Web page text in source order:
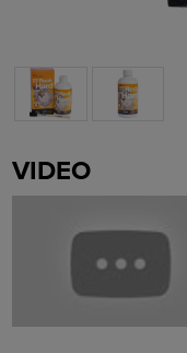
VIDEO